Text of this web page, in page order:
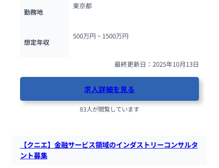
勤務地
東京都
想定年収
500万円 ~ 1500万円
最終更新日：2025年10月13日
求人詳細を見る
83人が閲覧しています
【クニエ】金融サービス領域のインダストリーコンサルタ
ント募集